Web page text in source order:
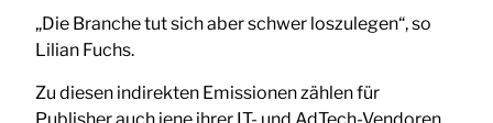
„Die Branche tut sich aber schwer loszulegen“, so
Lilian Fuchs.
Zu diesen indirekten Emissionen zählen für
Publisher auch jene ihrer IT- und AdTech-Vendoren.